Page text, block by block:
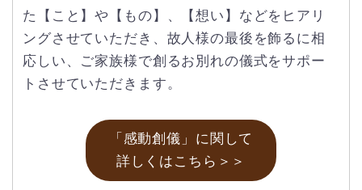
た【こと】や【もの】、【想い】などをヒアリ
ングさせていただき、故人様の最後を飾るに相
応しい、ご家族様で創るお別れの儀式をサポー
トさせていただきます。
「感動創儀」に関して
詳しくはこちら＞＞